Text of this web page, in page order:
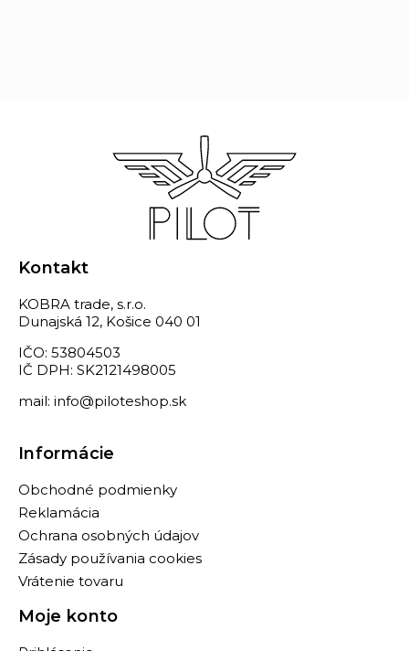
Kontakt
KOBRA trade, s.r.o.
Dunajská 12, Košice 040 01
IČO: 53804503
IČ DPH: SK2121498005
mail: info@piloteshop.sk
Informácie
Obchodné podmienky
Reklamácia
Ochrana osobných údajov
Zásady používania cookies
Vrátenie tovaru
Moje konto